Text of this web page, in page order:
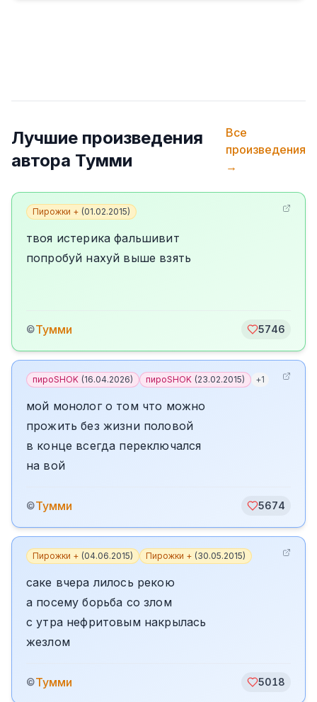
Лучшие произведения
автора Тумми
Все
произведения
→
Пирожки + (01.02.2015)
твоя истерика фальшивит
попробуй нахуй выше взять
©Тумми 5746
пироSHOK (16.04.2026) пироSHOK (23.02.2015) +1
мой монолог о том что можно
прожить без жизни половой
в конце всегда переключался
на вой
©Тумми 5674
Пирожки + (04.06.2015) Пирожки + (30.05.2015)
саке вчера лилось рекою
а посему борьба со злом
с утра нефритовым накрылась
жезлом
©Тумми 5018